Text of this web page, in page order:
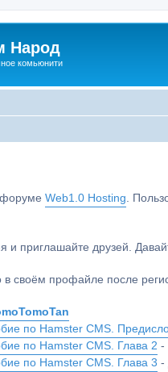
Народ
комьюнити
форуме Web1.0 Hosting .
и приглашайте друзей.
своём профайле после
по Hamster CMS.
по Hamster CMS. Глава 2 -
по Hamster CMS. Глава 3 -